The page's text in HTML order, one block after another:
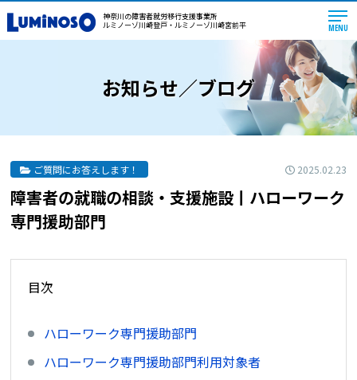
神奈川の障害者就労移行支援事業所
ルミノーゾ川崎登戸・ルミノーゾ川崎宮前平
MENU
お知らせ／ブログ
ご質問にお答えします！ 2025.02.23
障害者の就職の相談・支援施設丨ハローワーク
専門援助部門
目次
ハローワーク専門援助部門
ハローワーク専門援助部門利用対象者